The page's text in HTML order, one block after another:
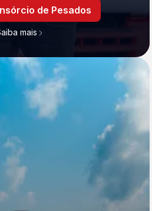
de Pesados
mais